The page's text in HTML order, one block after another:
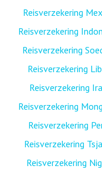
Reisverzekering
Reisverzekering
Reisverzekering
Reisverzekering
Reisverzekering
Reisverzekering
Reisverzekering
Reisverzekering
Reisverzekering